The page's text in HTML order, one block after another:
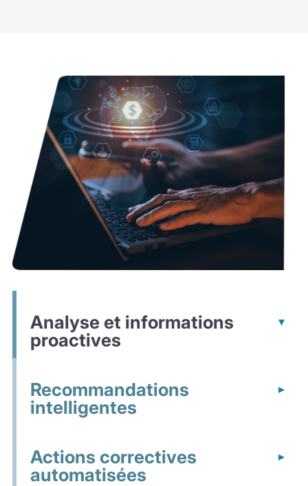
Analyse et informations
proactives
Recommandations
intelligentes
Actions correctives
automatisées